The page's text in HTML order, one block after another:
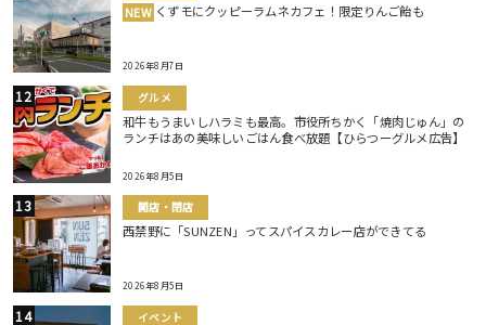
NEW くずモにクッピーラムネカフェ！限定りんご飴も
2026年8月7日
グルメ
和牛もうまいしハラミも最高。市役所ちかく「焼肉じゅん」の
ランチはあの美味しいごはん食べ放題【ひらつーグルメ広告】
2026年8月5日
開店・閉店
西禁野に「SUNZEN」ってスパイスカレー店ができてる
2026年8月5日
イベント